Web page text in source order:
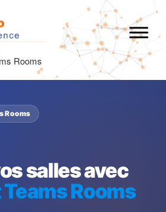
Rooms
Rooms
salles avec
Rooms